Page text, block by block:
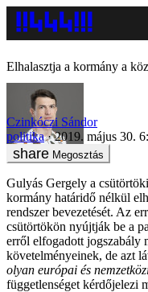
Elhalasztja a kormány a
Czinkóczi Sándor
politika
2019. május 30.
Megosztás
Gulyás Gergely a
kormány határidő nélkül
rendszer bevezetését. Az
csütörtökön nyújtják be a
erről elfogadott jogszabály
követelményeinek, de azt
olyan európai és
függetlenséget kérdőjelezi